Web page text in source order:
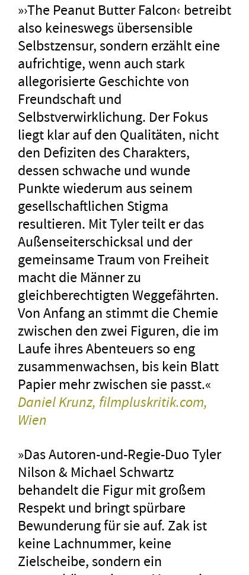
»›The Peanut Butter Falcon‹ betreibt
also keineswegs übersensible
Selbstzensur, sondern erzählt eine
aufrichtige, wenn auch stark
allegorisierte Geschichte von
Freundschaft und
Selbstverwirklichung. Der Fokus
liegt klar auf den Qualitäten, nicht
den Defiziten des Charakters,
dessen schwache und wunde
Punkte wiederum aus seinem
gesellschaftlichen Stigma
resultieren. Mit Tyler teilt er das
Außenseiterschicksal und der
gemeinsame Traum von Freiheit
macht die Männer zu
gleichberechtigten Weggefährten.
Von Anfang an stimmt die Chemie
zwischen den zwei Figuren, die im
Laufe ihres Abenteuers so eng
zusammenwachsen, bis kein Blatt
Papier mehr zwischen sie passt.«
Daniel Krunz, filmpluskritik.com,
Wien
»Das Autoren-und-Regie-Duo Tyler
Nilson & Michael Schwartz
behandelt die Figur mit großem
Respekt und bringt spürbare
Bewunderung für sie auf. Zak ist
keine Lachnummer, keine
Zielscheibe, sondern ein